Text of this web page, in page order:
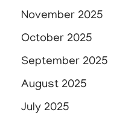
November 2025
October 2025
September 2025
August 2025
July 2025